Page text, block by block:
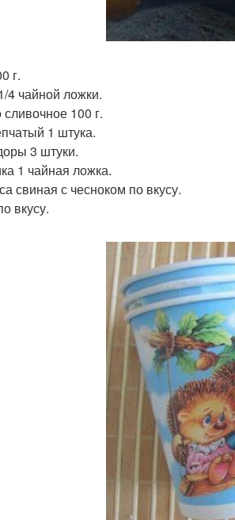
г.
4 чайной ложки.
100 г.
1 штука.
3 штуки.
1 чайная ложка.
свиная с чесноком по вкусу.
вкусу.